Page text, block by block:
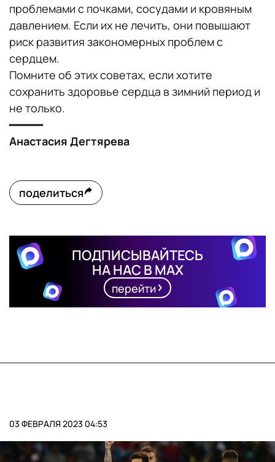
проблемами с почками, сосудами и кровяным
давлением. Если их не лечить, они повышают
риск развития закономерных проблем с
сердцем.
Помните об этих советах, если хотите
сохранить здоровье сердца в зимний период и
не только.
━━━━━
Анастасия Дегтярева
поделиться
ПОДПИСЫВАЙТЕСЬ
НА НАС В MAX
перейти
03 ФЕВРАЛЯ 2023 04:53